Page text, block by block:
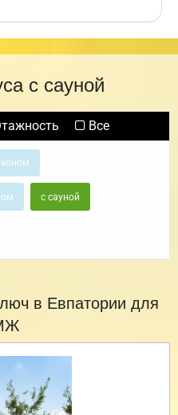
с сауной
Все
с сауной
в Евпатории для